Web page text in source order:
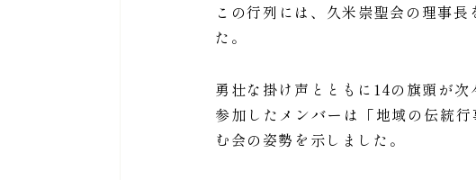
この行列には、久米崇聖会の理事
た。
勇壮な掛け声とともに14の旗頭が次
参加したメンバーは「地域の伝統
む会の姿勢を示しました。